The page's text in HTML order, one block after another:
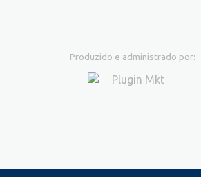
Produzido e administrado por: